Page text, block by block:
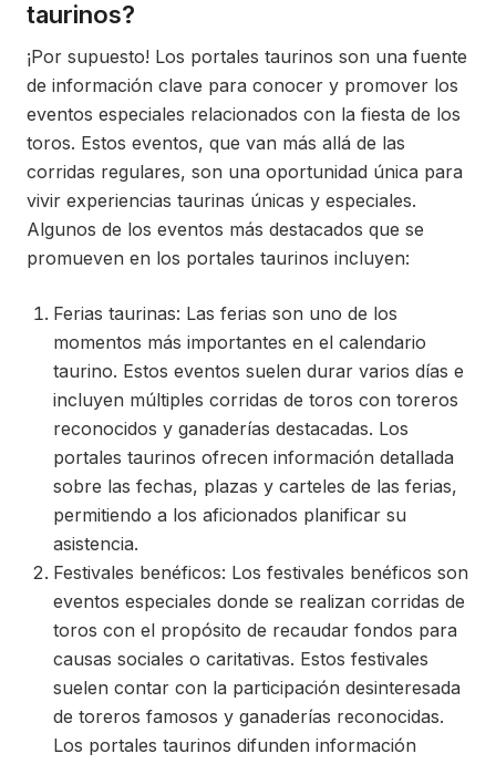
taurinos?
¡Por supuesto! Los portales taurinos son una fuente
de información clave para conocer y promover los
eventos especiales relacionados con la fiesta de los
toros. Estos eventos, que van más allá de las
corridas regulares, son una oportunidad única para
vivir experiencias taurinas únicas y especiales.
Algunos de los eventos más destacados que se
promueven en los portales taurinos incluyen:
Ferias taurinas: Las ferias son uno de los
momentos más importantes en el calendario
taurino. Estos eventos suelen durar varios días e
incluyen múltiples corridas de toros con toreros
reconocidos y ganaderías destacadas. Los
portales taurinos ofrecen información detallada
sobre las fechas, plazas y carteles de las ferias,
permitiendo a los aficionados planificar su
asistencia.
Festivales benéficos: Los festivales benéficos son
eventos especiales donde se realizan corridas de
toros con el propósito de recaudar fondos para
causas sociales o caritativas. Estos festivales
suelen contar con la participación desinteresada
de toreros famosos y ganaderías reconocidas.
Los portales taurinos difunden información